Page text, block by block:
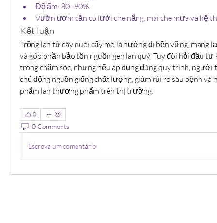
Độ ẩm: 80–90%.
Vườn ươm cần có lưới che nắng, mái che mưa và hệ
Kết luận
Trồng lan từ cây nuôi cấy mô là hướng đi bền vững, mang
và góp phần bảo tồn nguồn gen lan quý. Tuy đòi hỏi đầu
trong chăm sóc, nhưng nếu áp dụng đúng quy trình, người
chủ động nguồn giống chất lượng, giảm rủi ro sâu bệnh và
phẩm lan thương phẩm trên thị trường.
0
0 Comments
Escreva um comentário